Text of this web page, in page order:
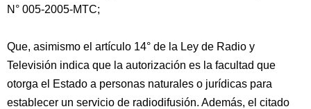
N° 005-2005-MTC;
Que, asimismo el artículo 14° de la Ley de Radio y
Televisión indica que la autorización es la facultad que
otorga el Estado a personas naturales o jurídicas para
establecer un servicio de radiodifusión. Además, el citado